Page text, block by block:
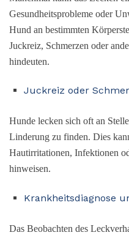
Gesundheitsprobleme oder
Hund an bestimmten
Juckreiz, Schmerzen oder
hindeuten.
Juckreiz oder
Hunde lecken sich oft an
Linderung zu finden. Dies
Hautirritationen, Infektionen
hinweisen.
Krankheitsdiagnose
Das Beobachten des